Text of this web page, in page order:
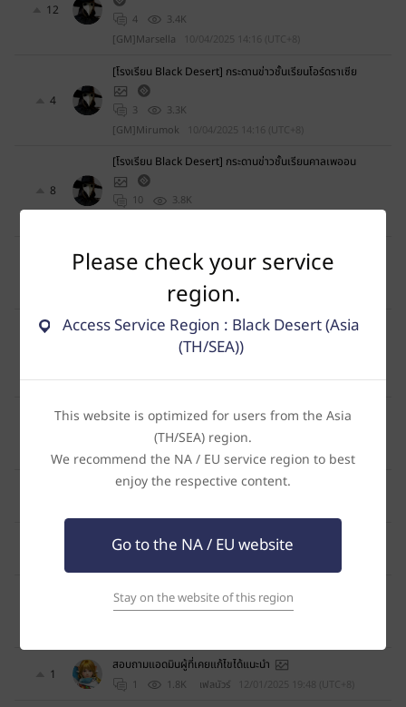
12
4
3.4K
[GM]Marsella
10/04/2025 14:16 (UTC+8)
4
[โรงเรียน Black Desert] กระดานข่าวชั้นเรียนโอร์ดราเซีย
3
3.3K
[GM]Mirumok
10/04/2025 14:16 (UTC+8)
8
[โรงเรียน Black Desert] กระดานข่าวชั้นเรียนคาลเพออน
10
3.8K
ไม่สามารถรับเควสกิลด์ได้
0
1.6K
RedEyeSByArtTy-ไทย
19/03/2025 22:27 (UTC+8)
ขอสอบถามครับ ผมไม่สามารถกเข้าเกมได้ติดตรง Pearl
oNilaliNo 16/02/2025 14:55 (UTC+8)
กิจกรรมค้นหาเจ้าแห่งปีกสนธยา
2K
Farnese-ไทย 15/02/2025 13:59 (UTC+8)
ขึ้น failed to createdevice ใครรู้วิธีแก้บ้างครับ
เข้าเกมส์ไม่ได้คะ มันขึ้น failed to createdevice
ตัวละครติดบัคเดินออกไม่ได้
0
1.7K
1
สอบถามแอดมินผู้ที่เคยแก้ไขได้แนะนำ
1 1.8K เฟลนัวร์ 12/01/2025 19:48 (UTC+8)
Please check your service
region.
Access Service Region : Black Desert (Asia
(TH/SEA))
This website is optimized for users from the Asia
(TH/SEA) region.
We recommend the NA / EU service region to best
enjoy the respective content.
Go to the NA / EU website
Stay on the website of this region